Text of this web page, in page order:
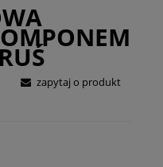
zapytaj o produkt